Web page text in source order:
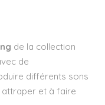
de la collection
de
différents sons
attraper et à faire